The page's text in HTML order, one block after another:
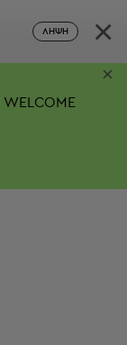
ΛΉΨΗ ×
WELCOME
×